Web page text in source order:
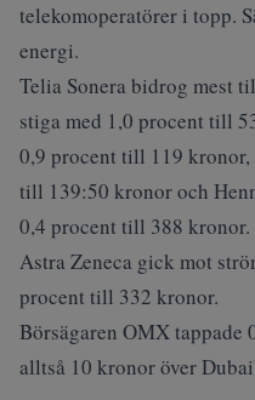
telekomoperatörer i topp.
energi.
Telia Sonera bidrog mest
stiga med 1,0 procent till
0,9 procent till 119
till 139:50 kronor och
0,4 procent till 388 kronor.
Astra Zeneca gick mot
procent till 332 kronor.
Börsägaren OMX
alltså 10 kronor över